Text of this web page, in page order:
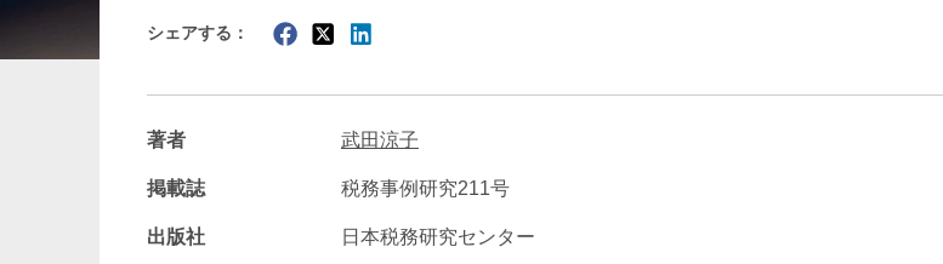
暗号資産・NFT
シェアする：
著者 武田涼子
掲載誌 税務事例研究211号
出版社 日本税務研究センター